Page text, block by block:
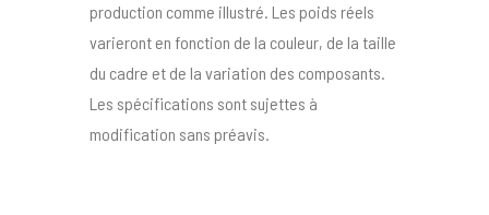
production comme illustré. Les poids réels
varieront en fonction de la couleur, de la taille
du cadre et de la variation des composants.
Les spécifications sont sujettes à
modification sans préavis.